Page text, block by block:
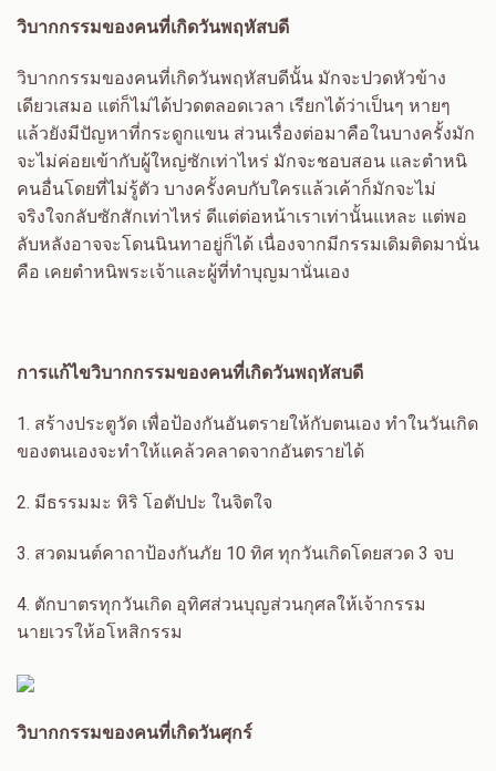
วิบากกรรมของคนที่เกิดวันพฤหัสบดี
วิบากกรรมของคนที่เกิดวันพฤหัสบดีนั้น มักจะปวดหัวข้าง
เดียวเสมอ แต่ก็ไม่ได้ปวดตลอดเวลา เรียกได้ว่าเป็นๆ หายๆ
แล้วยังมีปัญหาที่กระดูกแขน ส่วนเรื่องต่อมาคือในบางครั้งมัก
จะไม่ค่อยเข้ากับผู้ใหญ่ซักเท่าไหร่ มักจะชอบสอน และตำหนิ
คนอื่นโดยที่ไม่รู้ตัว บางครั้งคบกับใครแล้วเค้าก็มักจะไม่
จริงใจกลับซักสักเท่าไหร่ ดีแต่ต่อหน้าเราเท่านั้นแหละ แต่พอ
ลับหลังอาจจะโดนนินทาอยู่ก็ได้ เนื่องจากมีกรรมเดิมติดมานั่น
คือ เคยตำหนิพระเจ้าและผู้ที่ทำบุญมานั่นเอง
การแก้ไขวิบากกรรมของคนที่เกิดวันพฤหัสบดี
1. สร้างประตูวัด เพื่อป้องกันอันตรายให้กับตนเอง ทำในวันเกิด
ของตนเองจะทำให้แคล้วคลาดจากอันตรายได้
2. มีธรรมมะ หิริ โอตัปปะ ในจิตใจ
3. สวดมนต์คาถาป้องกันภัย 10 ทิศ ทุกวันเกิดโดยสวด 3 จบ
4. ตักบาตรทุกวันเกิด อุทิศส่วนบุญส่วนกุศลให้เจ้ากรรม
นายเวรให้อโหสิกรรม
วิบากกรรมของคนที่เกิดวันศุกร์